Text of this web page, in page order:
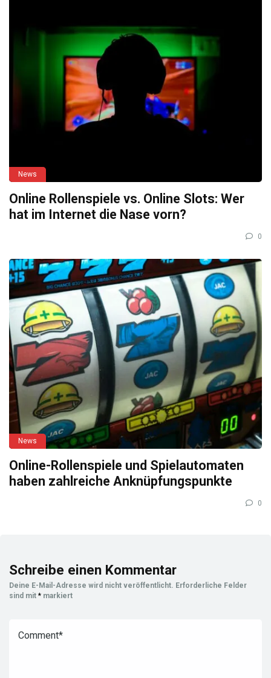
News
Online Rollenspiele vs. Online Slots: Wer
hat im Internet die Nase vorn?
0
News
Online-Rollenspiele und Spielautomaten
haben zahlreiche Anknüpfungspunkte
0
Schreibe einen Kommentar
Deine E-Mail-Adresse wird nicht veröffentlicht. Erforderliche Felder
sind mit * markiert